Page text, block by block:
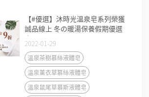
【#優選】沐時光溫泉皂系列榮獲
誠品線上 冬の暖湯保養假期優選
商品
2022-01-29
溫泉茶樹慕絲液體皂
溫泉薰衣草慕絲液體皂
溫泉鼠尾草慕斯液體皂